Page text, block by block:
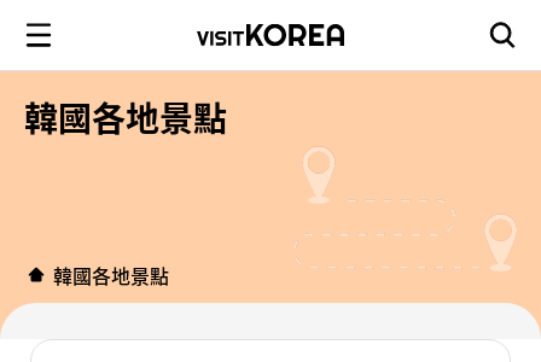
韓國各地景點
韓國各地景點